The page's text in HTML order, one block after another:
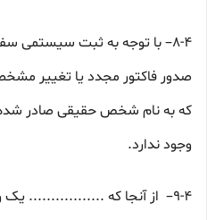
8-۴– با توجه به ثبت سیستمی
صدور فاکتور مجدد یا تغییر
که به نام شخص حقیقی صادر
وجود ندارد.
9-۴– از آنجا که .................